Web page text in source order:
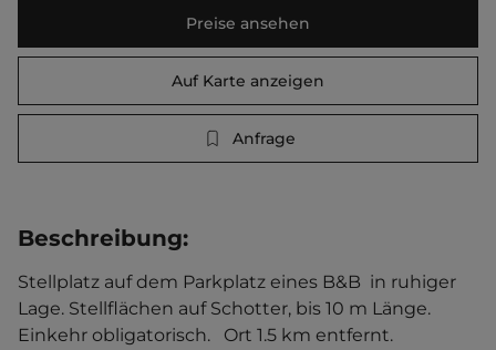
Preise ansehen
Auf Karte anzeigen
Anfrage
Beschreibung:
Stellplatz auf dem Parkplatz eines B&B  in ruhiger
Lage. Stellflächen auf Schotter, bis 10 m Länge.
Einkehr obligatorisch.   Ort 1.5 km entfernt.